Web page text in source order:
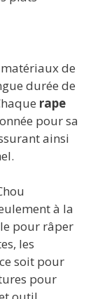
de
durée de
rape
pour sa
ainsi
à la
pour râper
les
soit pour
pour